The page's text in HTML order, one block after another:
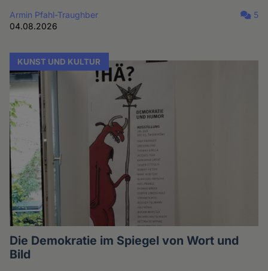
Armin Pfahl-Traughber
04.08.2026
5
KUNST UND KULTUR
Die Demokratie im Spiegel von Wort und
Bild